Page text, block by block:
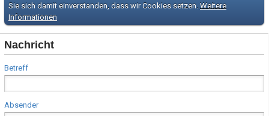
Sie sich damit einverstanden, dass wir Cookies setzen. Weitere
Informationen
Nachricht
Betreff
Absender